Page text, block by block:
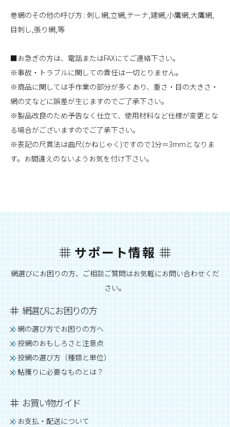
巻網のその他の呼び方 : 刺し網,立網,テーナ,建網,小鷹網,大鷹網,
目刺し,張り網,等
■お急ぎの方は、電話またはFAXにてご連絡下さい。
※事故・トラブルに関しての責任は一切とりません。
※商品に関しては手作業の部分が多くあり、重さ・目の大きさ・
網の丈などに誤差が生じますのでご了承下さい。
※製品改良のため予告なく仕立て、使用材料など仕様が変更とな
る場合がございますのでご了承下さい。
※表記の尺貫法は曲尺(かねじゃく)ですので1分＝3mmとなりま
す。お間違えのないようお気を付け下さい。
サポート情報
網選びにお困りの方、ご相談ご質問はお気軽にお問い合わせくだ
さい。
網選びにお困りの方
網の選び方でお困りの方へ
投網のおもしろさと注意点
投網の選び方（種類と単位）
鮎獲りに必要なものとは？
お買い物ガイド
お支払・配送について